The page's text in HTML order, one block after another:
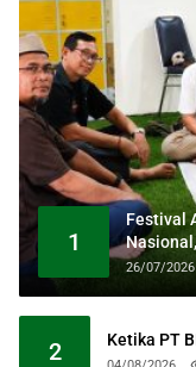
1
Festival
Masjid
26/07/2026
2 Ketika PT